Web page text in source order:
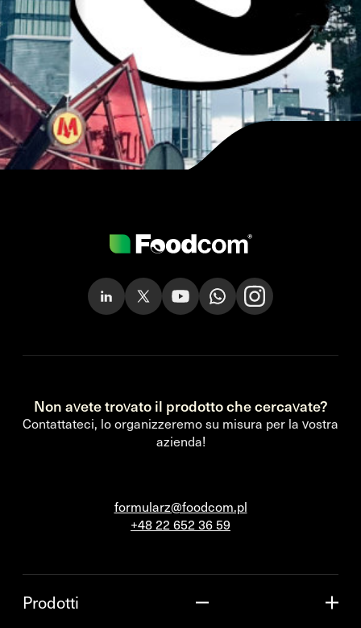
Non avete trovato il prodotto che cercavate?
Contattateci, lo organizzeremo su misura per la vostra
azienda!
formularz@foodcom.pl
+48 22 652 36 59
Prodotti